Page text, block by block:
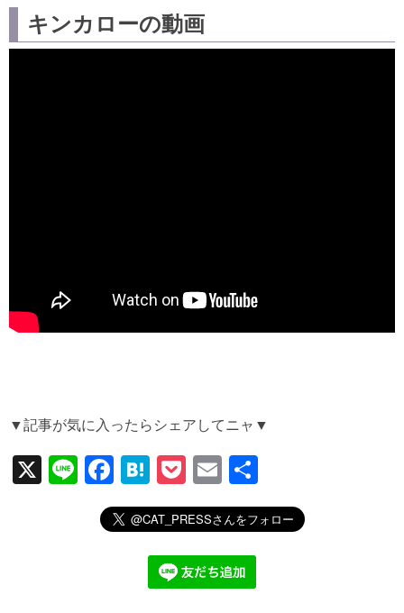
キンカローの動画
▼記事が気に入ったらシェアしてニャ▼
X
Li
F
a
c
H
at
e
n
a
P
o
ck
et
E
m
ail
有